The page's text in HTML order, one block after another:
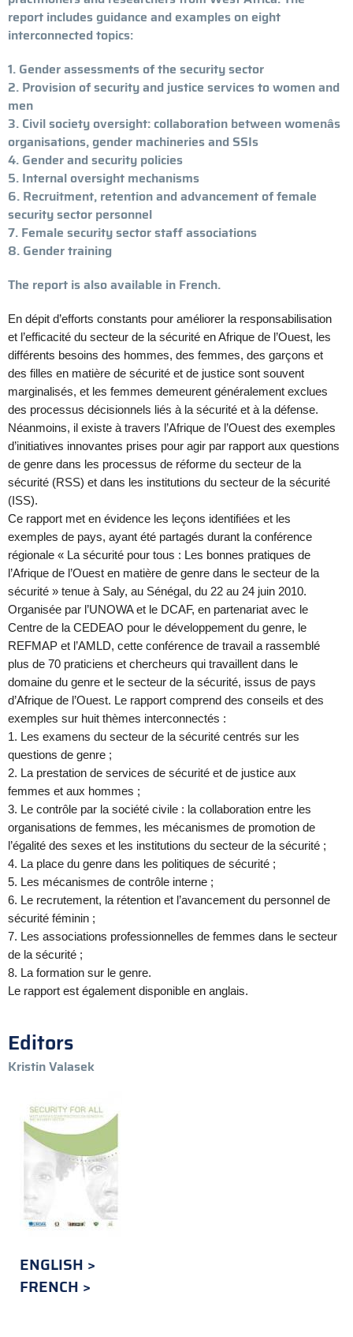
report includes guidance and examples on eight
interconnected topics:
1. Gender assessments of the security sector
2. Provision of security and justice services to women and
men
3. Civil society oversight: collaboration between womenâs
organisations, gender machineries and SSIs
4. Gender and security policies
5. Internal oversight mechanisms
6. Recruitment, retention and advancement of female
security sector personnel
7. Female security sector staff associations
8. Gender training
The report is also available in French.
En dépit d’efforts constants pour améliorer la responsabilisation
et l’efficacité du secteur de la sécurité en Afrique de l’Ouest, les
différents besoins des hommes, des femmes, des garçons et
des filles en matière de sécurité et de justice sont souvent
marginalisés, et les femmes demeurent généralement exclues
des processus décisionnels liés à la sécurité et à la défense.
Néanmoins, il existe à travers l’Afrique de l’Ouest des exemples
d’initiatives innovantes prises pour agir par rapport aux questions
de genre dans les processus de réforme du secteur de la
sécurité (RSS) et dans les institutions du secteur de la sécurité
(ISS).
Ce rapport met en évidence les leçons identifiées et les
exemples de pays, ayant été partagés durant la conférence
régionale « La sécurité pour tous : Les bonnes pratiques de
l’Afrique de l’Ouest en matière de genre dans le secteur de la
sécurité » tenue à Saly, au Sénégal, du 22 au 24 juin 2010.
Organisée par l’UNOWA et le DCAF, en partenariat avec le
Centre de la CEDEAO pour le développement du genre, le
REFMAP et l’AMLD, cette conférence de travail a rassemblé
plus de 70 praticiens et chercheurs qui travaillent dans le
domaine du genre et le secteur de la sécurité, issus de pays
d’Afrique de l’Ouest. Le rapport comprend des conseils et des
exemples sur huit thèmes interconnectés :
1. Les examens du secteur de la sécurité centrés sur les
questions de genre ;
2. La prestation de services de sécurité et de justice aux
femmes et aux hommes ;
3. Le contrôle par la société civile : la collaboration entre les
organisations de femmes, les mécanismes de promotion de
l’égalité des sexes et les institutions du secteur de la sécurité ;
4. La place du genre dans les politiques de sécurité ;
5. Les mécanismes de contrôle interne ;
6. Le recrutement, la rétention et l’avancement du personnel de
sécurité féminin ;
7. Les associations professionnelles de femmes dans le secteur
de la sécurité ;
8. La formation sur le genre.
Le rapport est également disponible en anglais.
Editors
Kristin Valasek
ENGLISH
FRENCH